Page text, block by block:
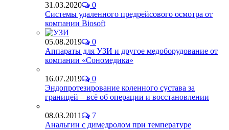
31.03.2020
0
Системы удаленного предрейсового осмотра от
компании Biosoft
05.08.2019
0
Аппараты для УЗИ и другое медоборудование от
компании «Сономедика»
16.07.2019
0
Эндопротезирование коленного сустава за
границей – всё об операции и восстановлении
08.03.2011
7
Анальгин с димедролом при температуре